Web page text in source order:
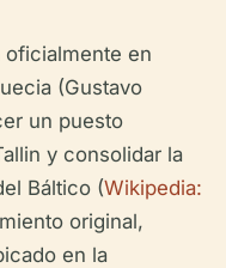
oficialmente en
(Gustavo
un puesto
y consolidar la
Báltico (Wikipedia:
original,
en la